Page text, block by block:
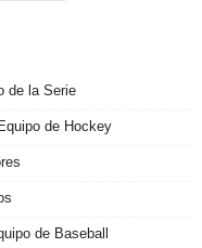
de la Serie
de Hockey
de Baseball